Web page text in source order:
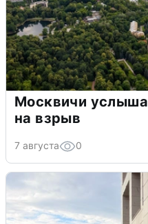
Москвичи
на взрыв
7 августа 0